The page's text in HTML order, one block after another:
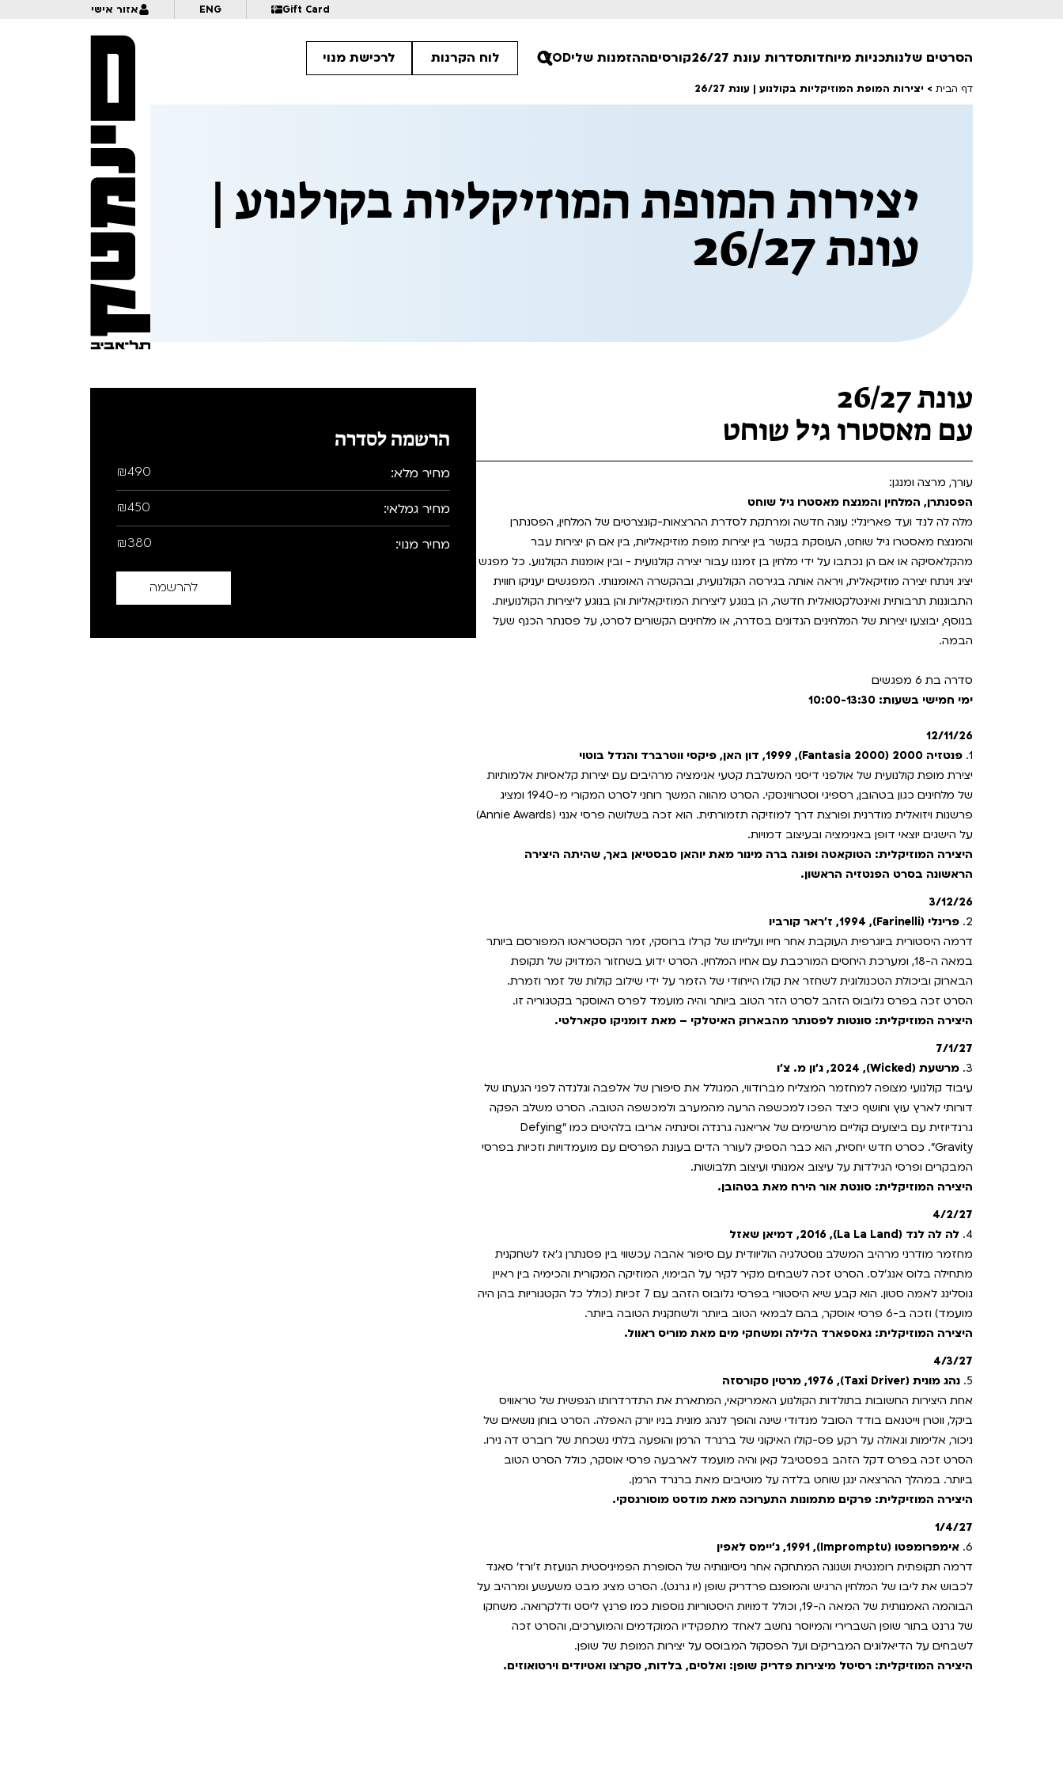
Gift Card
ENG אזור אישי
הסרטים שלנו
סרט פלוס
לילדים ולכל המשפחה
הקרנות על פופים
מועדון אנגלית לקטנטנים
מועדון אנגלית לכל המשפחה
אפטר בסינמטק
לפי ימים
10:30
תכניות מיוחדותסדרות עונת 26/27 קורסיםההזמנות שליVOD לוח הקרנות לרכישת מנוי
דף הבית > יצירות המופת המוזיקליות בקולנוע | עונת 26/27
יצירות המופת המוזיקליות בקולנוע |
עונת 26/27
עונת 26/27
עם מאסטרו גיל שוחט
עורך, מרצה ומנגן:
הפסנתרן, המלחין והמנצח מאסטרו גיל שוחט
מלה לה לנד ועד פארינלי: עונה חדשה ומרתקת לסדרת ההרצאות-קונצרטים של המלחין, הפסנתרן
והמנצח מאסטרו גיל שוחט, העוסקת בקשר בין יצירות מופת מוזיקאליות, בין אם הן יצירות עבר
מהקלאסיקה או אם הן נכתבו על ידי מלחין בן זמננו עבור יצירה קולנועית - ובין אומנות הקולנוע. כל מפגש
יציג וינתח יצירה מוזיקאלית, ויראה אותה בגירסה הקולנועית, ובהקשרה האומנותי. המפגשים יעניקו חווית
התבוננות תרבותית ואינטלקטואלית חדשה, הן בנוגע ליצירות המוזיקאליות והן בנוגע ליצירות הקולנועיות.
בנוסף, יבוצעו יצירות של המלחינים הנדונים בסדרה, או מלחינים הקשורים לסרט, על פסנתר הכנף שעל
הבמה.
סדרה בת 6 מפגשים
ימי חמישי בשעות: 10:00-13:30
12/11/26
1. פנטזיה 2000 (Fantasia 2000), 1999, דון האן, פיקסי ווטרברד והנדל בוטוי
יצירת מופת קולנועית של אולפני דיסני המשלבת קטעי אנימציה מרהיבים עם יצירות קלאסיות אלמותיות
של מלחינים כגון בטהובן, רספיגי וסטרווינסקי. הסרט מהווה המשך רוחני לסרט המקורי מ-1940 ומציג
פרשנות ויזואלית מודרנית ופורצת דרך למוזיקה תזמורתית. הוא זכה בשלושה פרסי אנני (Annie Awards)
על הישגים יוצאי דופן באנימציה ובעיצוב דמויות.
היצירה המוזיקלית: הטוקאטה ופוגה ברה מינור מאת יוהאן סבסטיאן באך, שהיתה היצירה
הראשונה בסרט הפנטזיה הראשון.
3/12/26
2. פרינלי (Farinelli), 1994, ז'ראר קורביו
דרמה היסטורית ביוגרפית העוקבת אחר חייו ועלייתו של קרלו ברוסקי, זמר הקסטראטו המפורסם ביותר
במאה ה-18, ומערכת היחסים המורכבת עם אחיו המלחין. הסרט ידוע בשחזור המדויק של תקופת
הבארוק וביכולת הטכנולוגית לשחזר את קולו הייחודי של הזמר על ידי שילוב קולות של זמר וזמרת.
הסרט זכה בפרס גלובוס הזהב לסרט הזר הטוב ביותר והיה מועמד לפרס האוסקר בקטגוריה זו.
היצירה המוזיקלית: סונטות לפסנתר מהבארוק האיטלקי – מאת דומניקו סקארלטי.
7/1/27
3. מרשעת (Wicked), 2024, ג'ון מ. צ'ו
עיבוד קולנועי מצופה למחזמר המצליח מברודווי, המגולל את סיפורן של אלפבה וגלנדה לפני הגעתו של
דורותי לארץ עוץ וחושף כיצד הפכו למכשפה הרעה מהמערב ולמכשפה הטובה. הסרט משלב הפקה
גרנדיוזית עם ביצועים קוליים מרשימים של אריאנה גרנדה וסינתיה אריבו בלהיטים כמו "Defying
Gravity". כסרט חדש יחסית, הוא כבר הספיק לעורר הדים בעונת הפרסים עם מועמדויות וזכיות בפרסי
המבקרים ופרסי הגילדות על עיצוב אמנותי ועיצוב תלבושות.
היצירה המוזיקלית: סונטת אור הירח מאת בטהובן.
4/2/27
4. לה לה לנד (La La Land), 2016, דמיאן שאזל
מחזמר מודרני מרהיב המשלב נוסטלגיה הוליוודית עם סיפור אהבה עכשווי בין פסנתרן ג'אז לשחקנית
מתחילה בלוס אנג'לס. הסרט זכה לשבחים מקיר לקיר על הבימוי, המוזיקה המקורית והכימיה בין ראיין
גוסלינג לאמה סטון. הוא קבע שיא היסטורי בפרסי גלובוס הזהב עם 7 זכיות (כולל כל הקטגוריות בהן היה
מועמד) וזכה ב-6 פרסי אוסקר, בהם לבמאי הטוב ביותר ולשחקנית הטובה ביותר.
היצירה המוזיקלית: גאספארד הלילה ומשחקי מים מאת מוריס ראוול.
4/3/27
5. נהג מונית (Taxi Driver), 1976, מרטין סקורסזה
אחת היצירות החשובות בתולדות הקולנוע האמריקאי, המתארת את התדרדרותו הנפשית של טראוויס
ביקל, ווטרן וייטנאם בודד הסובל מנדודי שינה והופך לנהג מונית בניו יורק האפלה. הסרט בוחן נושאים של
ניכור, אלימות וגאולה על רקע פס-קולו האיקוני של ברנרד הרמן והופעה בלתי נשכחת של רוברט דה נירו.
הסרט זכה בפרס דקל הזהב בפסטיבל קאן והיה מועמד לארבעה פרסי אוסקר, כולל הסרט הטוב
ביותר. במהלך ההרצאה ינגן שוחט בלדה על מוטיבים מאת ברנרד הרמן.
היצירה המוזיקלית: פרקים מתמונות התערוכה מאת מודסט מוסורגסקי.
1/4/27
6. אימפרומפטו (Impromptu), 1991, ג'יימס לאפין
דרמה תקופתית רומנטית ושנונה המתחקה אחר ניסיונותיה של הסופרת הפמיניסטית הנועזת ז'ורז' סאנד
לכבוש את ליבו של המלחין הרגיש והמופנם פרדריק שופן (יו גרנט). הסרט מציג מבט משעשע ומרהיב על
הבוהמה האמנותית של המאה ה-19, וכולל דמויות היסטוריות נוספות כמו פרנץ ליסט ודלקרואה. משחקו
של גרנט בתור שופן השברירי והמיוסר נחשב לאחד מתפקידיו המוקדמים והמוערכים, והסרט זכה
לשבחים על הדיאלוגים המבריקים ועל הפסקול המבוסס על יצירות המופת של שופן.
היצירה המוזיקלית: רסיטל מיצירות פדריק שופן: ואלסים, בלדות, סקרצו ואטיודים וירטואוזים.
הרשמה לסדרה
מחיר מלא: ₪490
מחיר גמלאי: ₪450
מחיר מנוי: ₪380
להרשמה